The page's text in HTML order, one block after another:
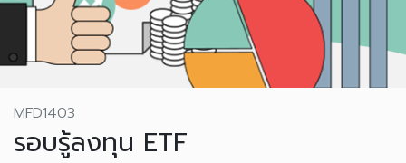
MFD1403
รอบรู้ลงทุน ETF